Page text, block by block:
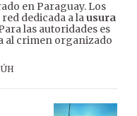
en Paraguay. Los
dedicada a lausura
las autoridades es
al crimen organizado